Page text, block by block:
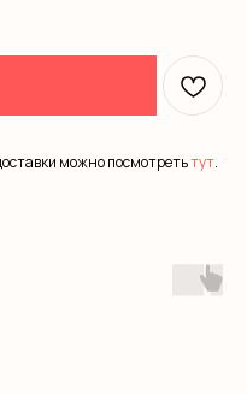
можно посмотретьтут.